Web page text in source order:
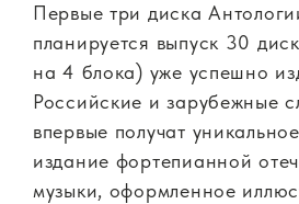
Первые три диска
планируется выпуск 30
на 4 блока) уже успешно
Российские и зарубежные
впервые получат
издание фортепианной
музыки, оформленное